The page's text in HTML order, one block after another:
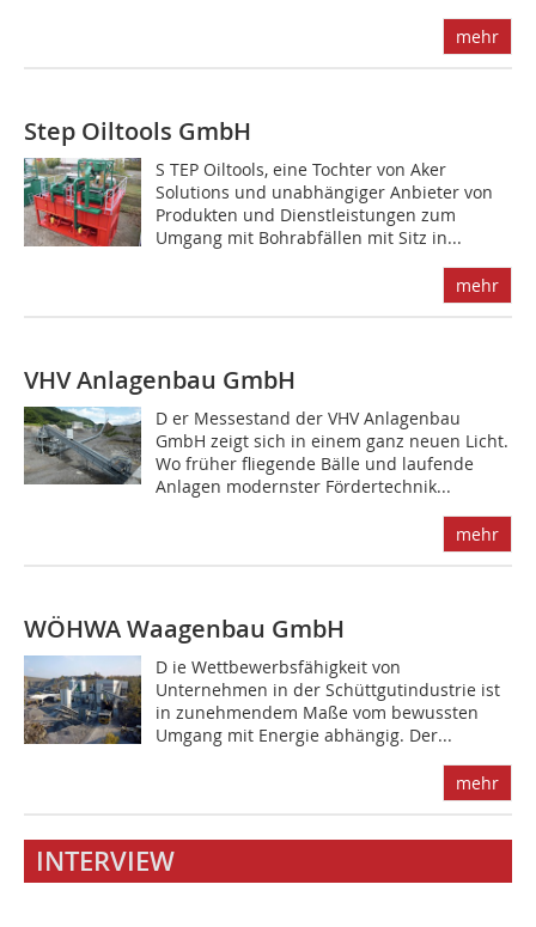
mehr
Step Oiltools GmbH
S TEP Oiltools, eine Tochter von Aker
Solutions und unabhängiger Anbieter von
Produkten und Dienstleistungen zum
Umgang mit Bohrabfällen mit Sitz in...
mehr
VHV Anlagenbau GmbH
D er Messestand der VHV Anlagenbau
GmbH zeigt sich in einem ganz neuen Licht.
Wo früher fliegende Bälle und laufende
Anlagen modernster Fördertechnik...
mehr
WÖHWA Waagenbau GmbH
D ie Wettbewerbsfähigkeit von
Unternehmen in der Schüttgutindustrie ist
in zunehmendem Maße vom bewussten
Umgang mit Energie abhängig. Der...
mehr
INTERVIEW